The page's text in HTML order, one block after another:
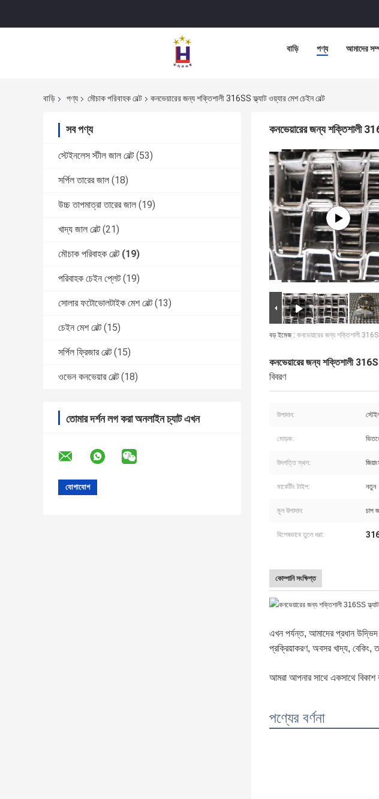
বাড়ি পণ্য আমাদের
বাড়ি পণ্য মৌচাক পরিবাহক বেল্ট কনভেয়ারের জন্য শক্তিশালী 316SS ফ্ল্যাট ওয়্যার মেশ চেইন বেল্ট
সব পণ্য
স্টেইনলেস স্টীল জাল বেল্ট (53)
সর্পিল তারের জাল (18)
উচ্চ তাপমাত্রা তারের জাল (19)
খাদ্য জাল বেল্ট (21)
মৌচাক পরিবাহক বেল্ট (19)
পরিবাহক চেইন প্লেট (19)
সোলার ফটোভোলটাইক মেশ বেল্ট (13)
চেইন মেশ বেল্ট (15)
সর্পিল ফ্রিজার বেল্ট (15)
ওভেন কনভেয়ার বেল্ট (18)
তোমার দর্শন লগ করা অনলাইন চ্যাট এখন
কনভেয়ারের জন্য শক্তিশালী
বড় ইমেজ : কনভেয়ারের জন্য শক্তিশালী
কনভেয়ারের জন্য শক্তিশালী
বিবরণ
উপাদান:
মোড়ক:
উৎপত্তি স্থল:
মার্কেটিং টাইপ: নতুন
মূল উপাদান: চাপ
বিশেষভাবে তুলে ধরা:
কোম্পানি সংক্ষিপ্ত
এখন পর্যন্ত, আমাদের প্রধান উদ্ভিদ
প্রক্রিয়াকরণ, অবসর খাদ্য, বেকিং,
আমরা আপনার সাথে একসাথে
পণ্যের বর্ণনা